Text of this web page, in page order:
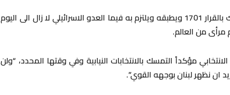
ولفت الى أن كل لبنان متمسك بالقرار 1701 ويطبقه ويلتزم به فيما العدو الاسرائيلي لا زال الى اليوم
مرأى من العالم.
مؤكداً التمسك بالانتخابات النيابية وفي وقتها المحدد، “ولن
ان نظهر لبنان بوجهه القوي”.